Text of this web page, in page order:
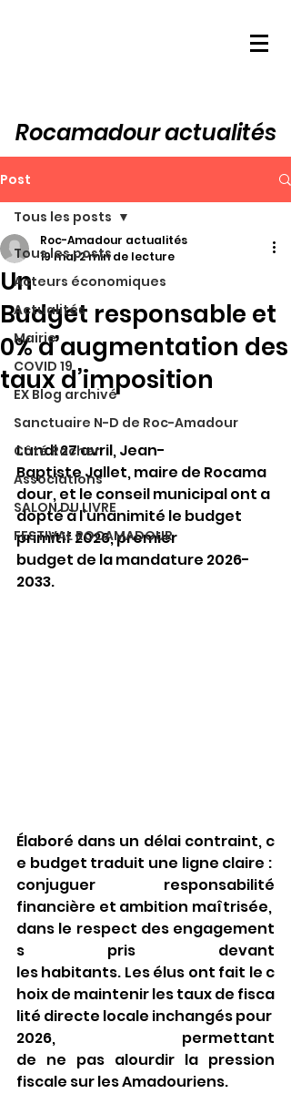
Rocamadour actualités
Post
Tous les posts
Acteurs économiques
Actualités
Mairie
COVID 19
EX Blog archivé
Sanctuaire N-D de Roc-Amadour
Côté Rocher
Associations
SALON DU LIVRE
FESTIVAL ROCAMADOUR
Tous les posts
Un
Budget responsable et
0% d’augmentation des
taux d’imposition
Roc-Amadour actualités
19 mai2 min de lecture
Lundi 27 avril, Jean-
Baptiste Jallet, maire de Rocama
dour, et le conseil municipal ont a
dopté à l’unanimité le budget
primitif 2026, premier
budget de la mandature 2026-
2033.
Élaboré dans un délai contraint, c
e budget traduit une ligne claire :
conjuguer responsabilité
financière et ambition maîtrisée,
dans le respect des engagement
s pris devant
les habitants. Les élus ont fait le c
hoix de maintenir les taux de fisca
lité directe locale inchangés pour
2026, permettant
de ne pas alourdir la pression
fiscale sur les Amadouriens.